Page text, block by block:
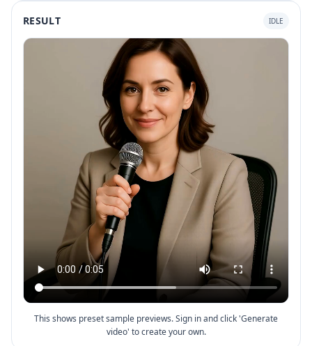
RESULT IDLE
This shows preset sample previews. Sign in and click 'Generate
video' to create your own.